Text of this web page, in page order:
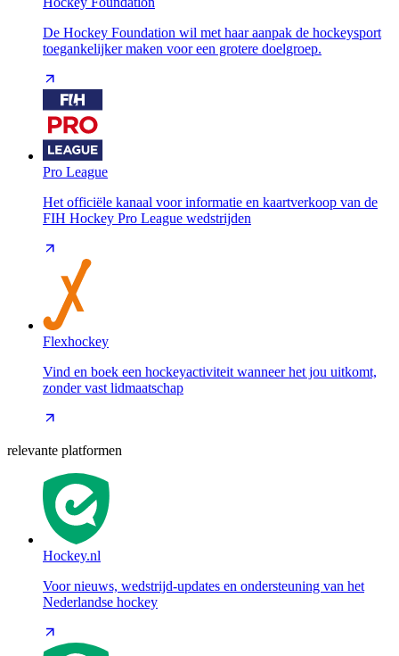
De Hockey Foundation wil met haar aanpak de hockeysport
toegankelijker maken voor een grotere doelgroep.
Pro League
Het officiële kanaal voor informatie en kaartverkoop van de
FIH Hockey Pro League wedstrijden
Flexhockey
Vind en boek een hockeyactiviteit wanneer het jou uitkomt,
zonder vast lidmaatschap
relevante platformen
Hockey.nl
Voor nieuws, wedstrijd-updates en ondersteuning van het
Nederlandse hockey